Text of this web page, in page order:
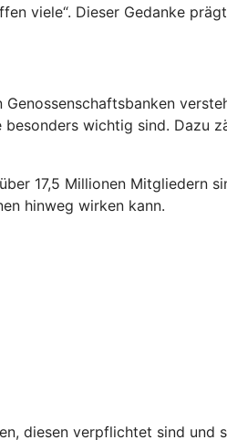
viele“. Dieser Gedanke
wichtig sind. Dazu
17,5 Millionen Mitgliedern
hinweg wirken kann.
diesen verpflichtet sind